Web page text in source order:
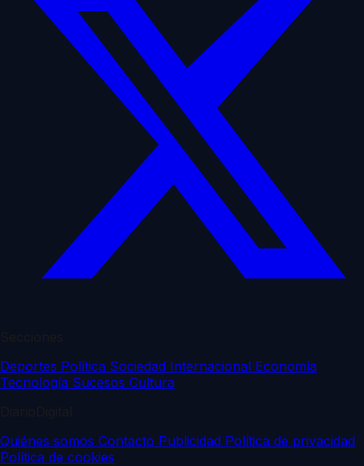
Deportes Política Sociedad Internacional Economía
Tecnología Sucesos Cultura
Quiénes somos Contacto Publicidad Política de privacidad
Política de cookies